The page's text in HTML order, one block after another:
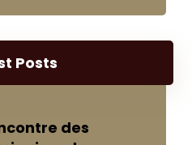
Posts
des